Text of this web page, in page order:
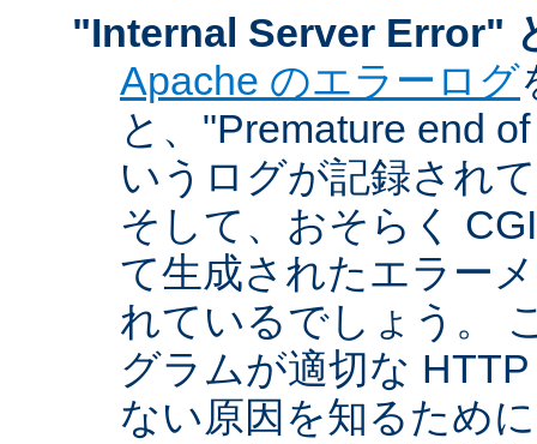
"Internal Server Error"
Apache のエラーログ
と、"Premature end
いうログが記録され
そして、おそらく
て生成されたエラー
れているでしょう。
グラムが適切な
ない原因を知るため